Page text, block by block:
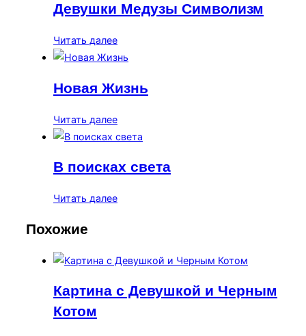
Девушки Медузы Символизм
Читать далее
Новая Жизнь
Читать далее
В поисках света
Читать далее
Похожие
Картина с Девушкой и Черным
Котом